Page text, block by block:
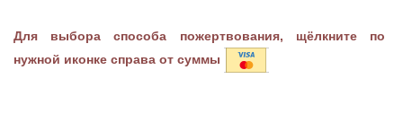
Для выбора способа пожертвования, щёлкните по
нужной иконке справа от суммы